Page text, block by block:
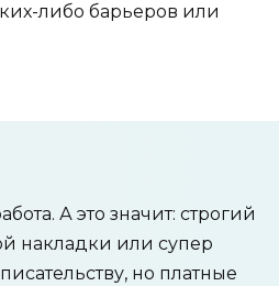
либо барьеров или
А это значит: строгий
накладки или супер
но платные